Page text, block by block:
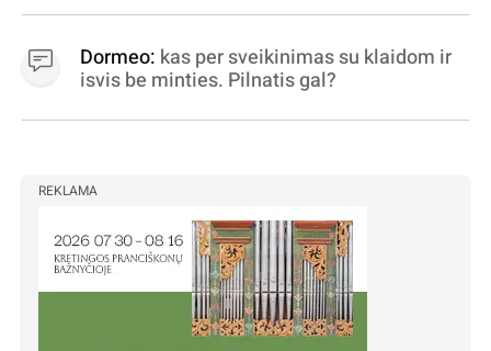
Dormeo: kas per sveikinimas su klaidom ir
isvis be minties. Pilnatis gal?
REKLAMA